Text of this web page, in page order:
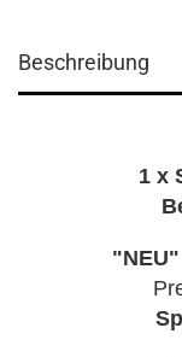
Beschreibung
1 x